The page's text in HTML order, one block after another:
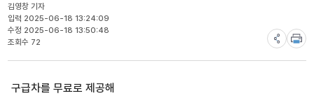
김영창 기자
입력 2025-06-18 13:24:09
수정 2025-06-18 13:50:48
조회수 72
구급차를 무료로 제공해